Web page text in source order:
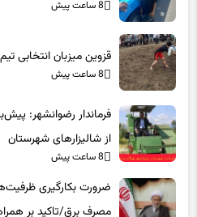
از شالیزارهای شهرستان
8 ساعت پیش
ضرورت بکارگیری
مصرف برق/تاکید بر